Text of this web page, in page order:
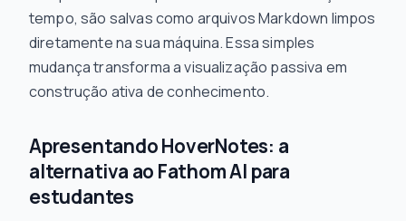
tempo, são salvas como arquivos Markdown limpos
diretamente na sua máquina. Essa simples
mudança transforma a visualização passiva em
construção ativa de conhecimento.
Apresentando HoverNotes: a
alternativa ao Fathom AI para
estudantes